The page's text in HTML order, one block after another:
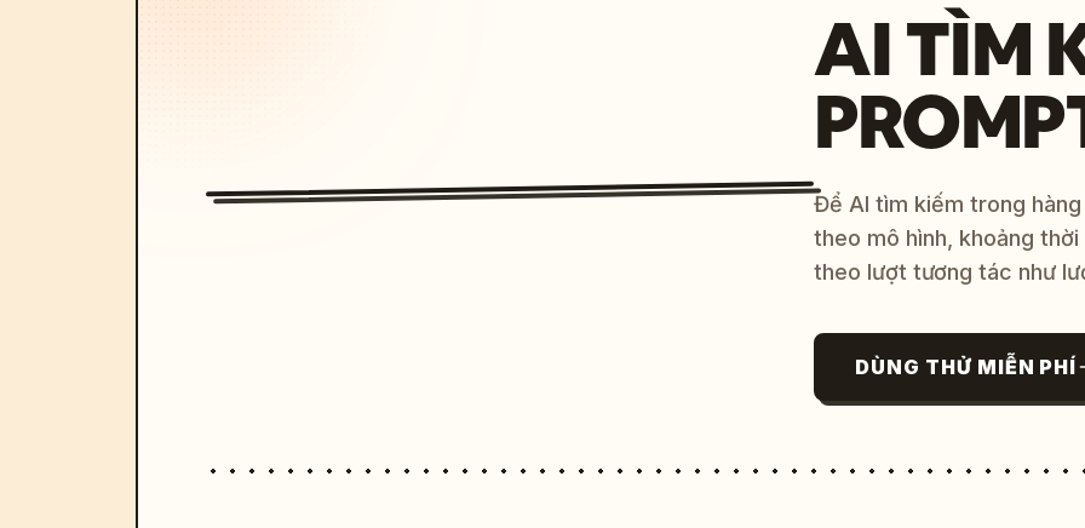
AI TÌM
Để AI tìm kiếm trong
theo mô hình, khoảng
theo lượt tương tác như
DÙNG THỬ MIỄN PHÍ